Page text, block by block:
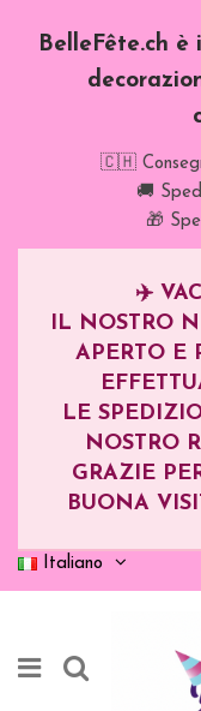
BelleFête.ch
🇨🇭
🚚
🎁
✈️
IL NOSTRO
APERTO E
LE
NOSTRO
GRAZIE
BUONA
Italiano